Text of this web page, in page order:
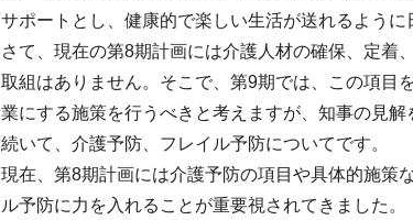
サポートとし、健康的で楽しい生活が送れるように
さて、現在の第8期計画には介護人材の確保、定着
取組はありません。そこで、第9期では、この項目
業にする施策を行うべきと考えますが、知事の見解
続いて、介護予防、フレイル予防についてです。
現在、第8期計画には介護予防の項目や具体的施策
ル予防に力を入れることが重要視されてきました。